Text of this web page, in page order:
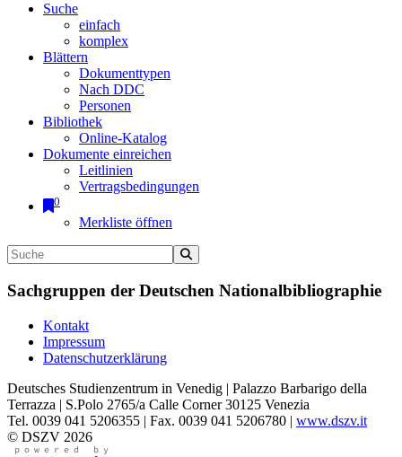
Suche
einfach
komplex
Blättern
Dokumenttypen
Nach DDC
Personen
Bibliothek
Online-Katalog
Dokumente einreichen
Leitlinien
Vertragsbedingungen
0
Merkliste öffnen
Sachgruppen der Deutschen Nationalbibliographie
Kontakt
Impressum
Datenschutzerklärung
Deutsches Studienzentrum in Venedig | Palazzo Barbarigo della
Terrazza | S.Polo 2765/a Calle Corner 30125 Venezia
Tel. 0039 041 5206355 | Fax. 0039 041 5206780 | www.dszv.it
© DSZV 2026